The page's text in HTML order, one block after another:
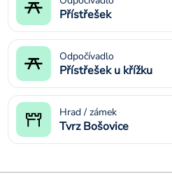
Přístřešek
Odpočívadlo
Přístřešek u křížku
Hrad / zámek
Tvrz Bošovice